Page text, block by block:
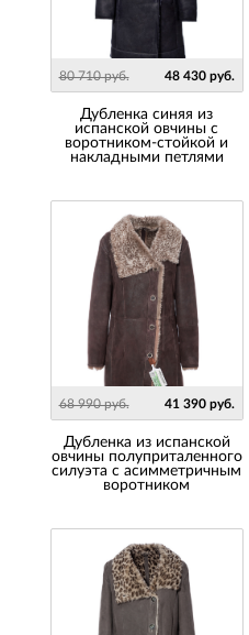
80 710 руб. 48 430 руб.
Дубленка синяя из
испанской овчины с
воротником-стойкой и
накладными петлями
68 990 руб. 41 390 руб.
дубленка из испанской
овчины полуприталенного
силуэта с асимметричным
воротником